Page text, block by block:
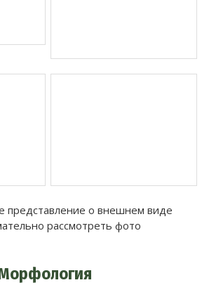
представление о внешнем виде
рассмотреть фото